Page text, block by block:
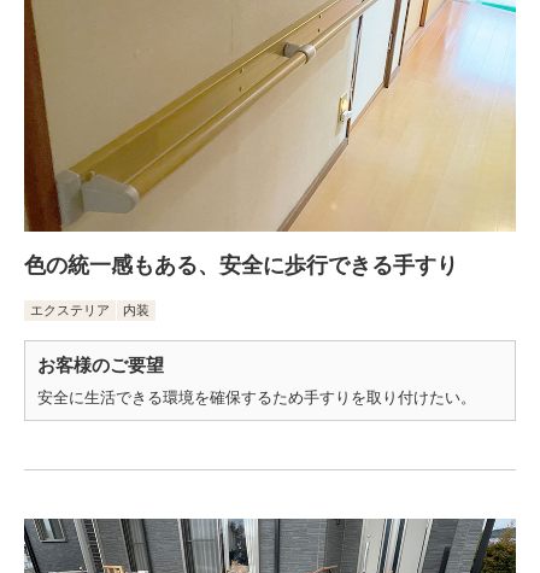
色の統一感もある、安全に歩行できる手すり
エクステリア 内装
お客様のご要望
安全に生活できる環境を確保するため手すりを取り付けたい。